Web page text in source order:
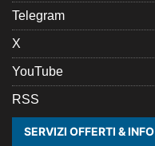
Telegram
X
YouTube
RSS
SERVIZI OFFERTI & INFO